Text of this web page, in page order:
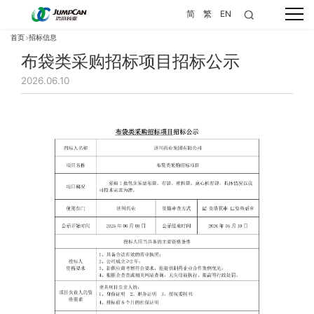
简 繁 EN
首页 招标信息
布袋类采购招标项目招标公示
2026.06.10